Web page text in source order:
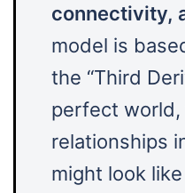
connectivity,
model is
the “Third
perfect
relationships
might look